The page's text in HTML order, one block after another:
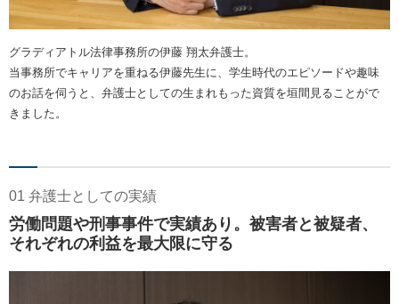
グラディアトル法律事務所の伊藤 翔太弁護士。
当事務所でキャリアを重ねる伊藤先生に、学生時代のエピソードや趣味
のお話を伺うと、弁護士としての生まれもった資質を垣間見ることがで
きました。
01 弁護士としての実績
労働問題や刑事事件で実績あり。被害者と被疑者、
それぞれの利益を最大限に守る